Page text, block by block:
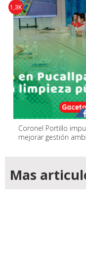
Coronel Portillo
mejorar gestión
1,3K
Mas